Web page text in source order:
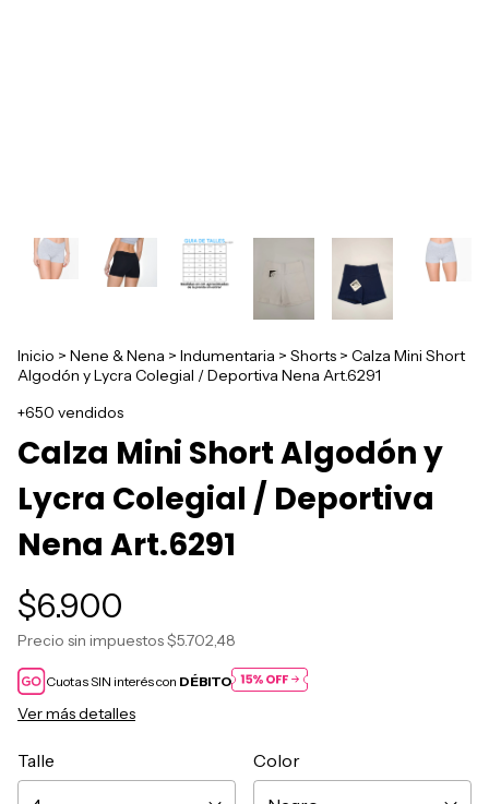
Inicio > Nene & Nena > Indumentaria > Shorts > Calza Mini Short
Algodón y Lycra Colegial / Deportiva Nena Art.6291
+650 vendidos
Calza Mini Short Algodón y
Lycra Colegial / Deportiva
Nena Art.6291
$6.900
Precio sin impuestos$5.702,48
Cuotas SIN interés con DÉBITO
Ver más detalles
Talle Color